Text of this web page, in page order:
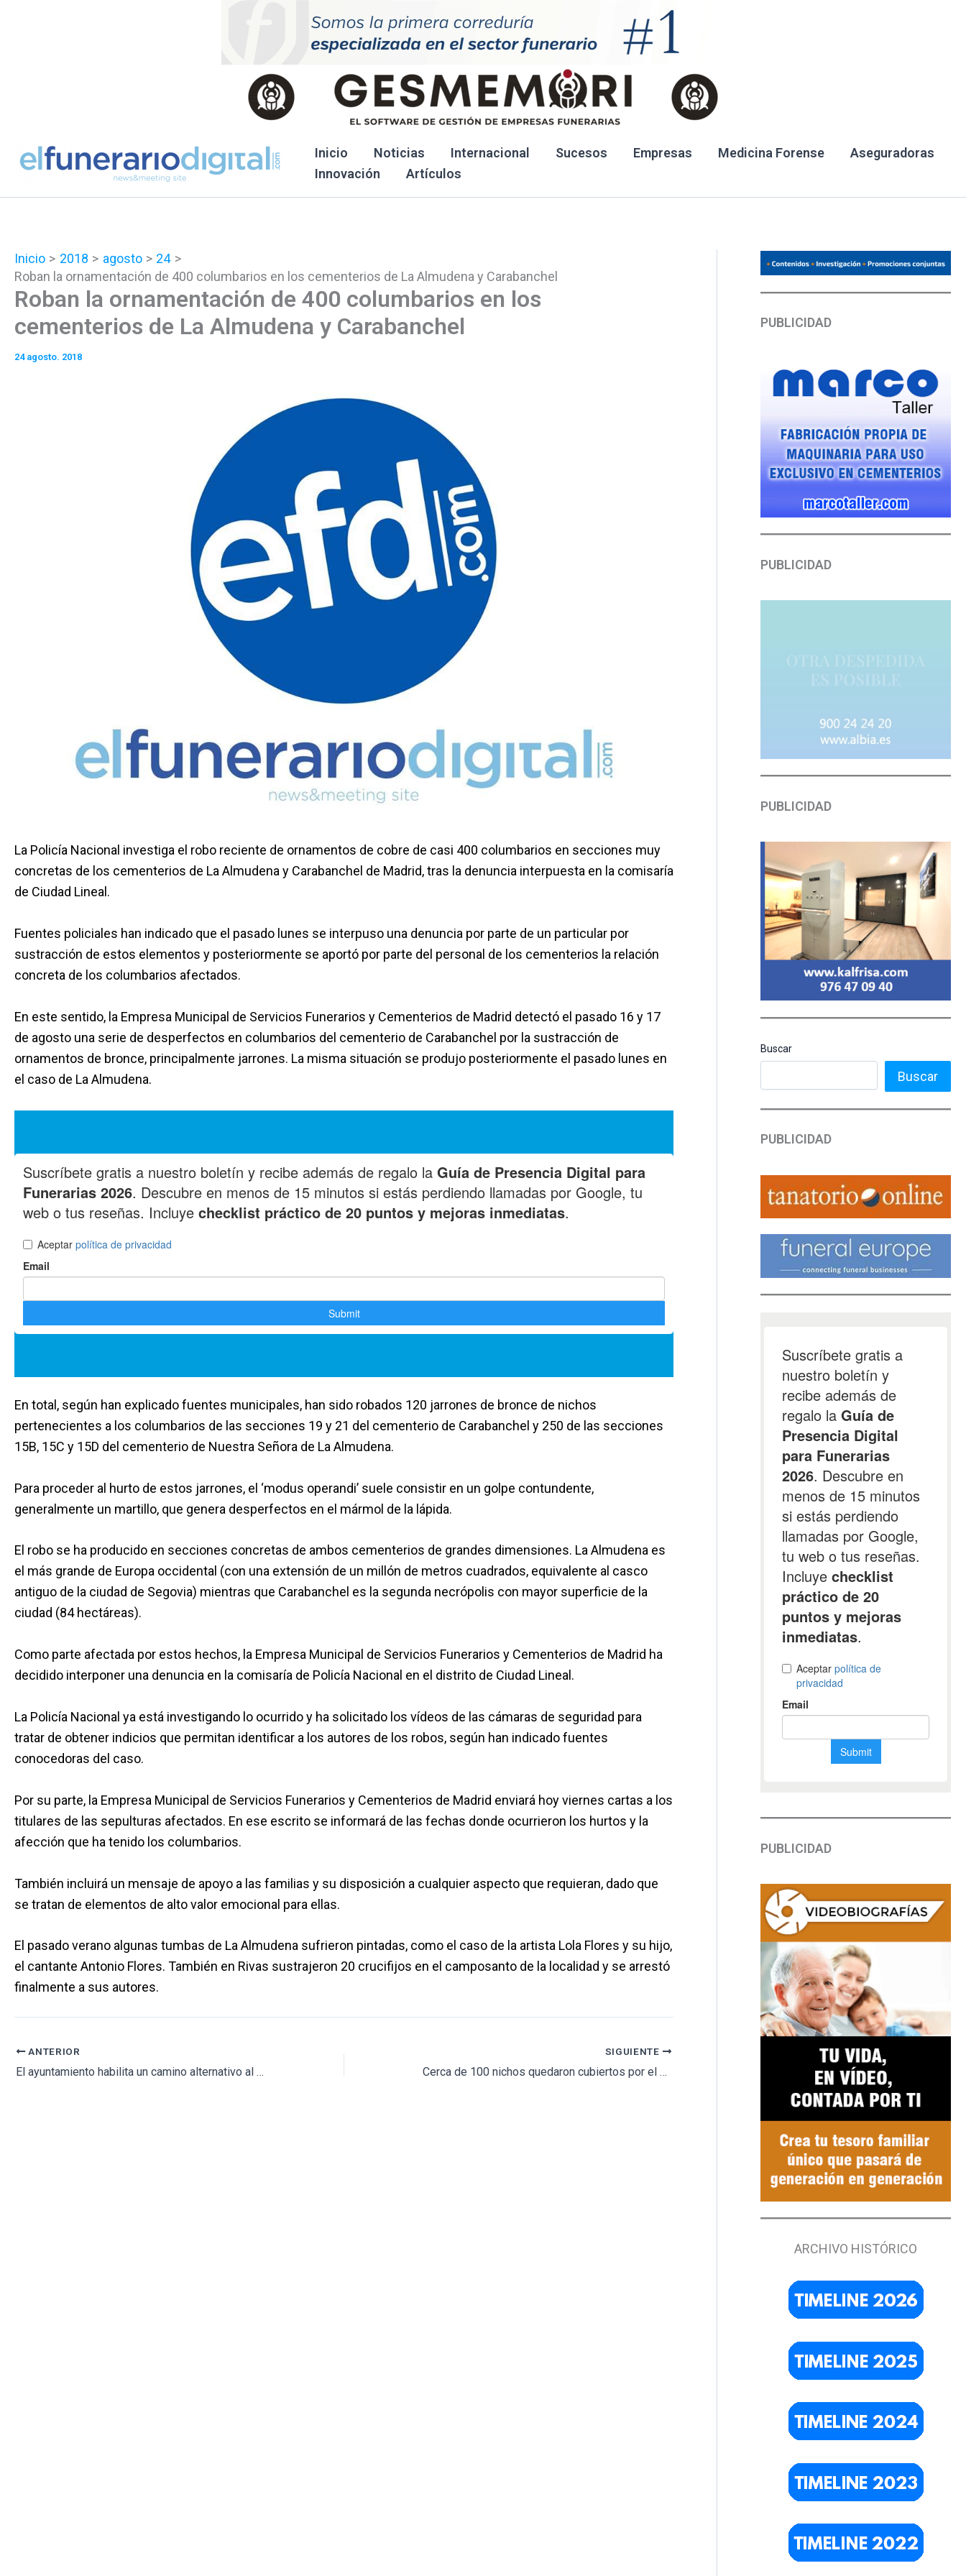
Inicio Noticias Internacional Sucesos Empresas Medicina Forense
Aseguradoras
Innovación
Artículos
Inicio 2018 agosto
24
Roban la ornamentación de 400 columbarios en los cementerios de La Almudena y Carabanchel
Roban la ornamentación de 400 columbarios en los
cementerios de La Almudena y Carabanchel
24 agosto. 2018
La Policía Nacional investiga el robo reciente de ornamentos de cobre de casi 400 columbarios en secciones muy
concretas de los cementerios de La Almudena y Carabanchel de Madrid, tras la denuncia interpuesta en la comisaría
de Ciudad Lineal.
Fuentes policiales han indicado que el pasado lunes se interpuso una denuncia por parte de un particular por
sustracción de estos elementos y posteriormente se aportó por parte del personal de los cementerios la relación
concreta de los columbarios afectados.
En este sentido, la Empresa Municipal de Servicios Funerarios y Cementerios de Madrid detectó el pasado 16 y 17
de agosto una serie de desperfectos en columbarios del cementerio de Carabanchel por la sustracción de
ornamentos de bronce, principalmente jarrones. La misma situación se produjo posteriormente el pasado lunes en
el caso de La Almudena.
En total, según han explicado fuentes municipales, han sido robados 120 jarrones de bronce de nichos
pertenecientes a los columbarios de las secciones 19 y 21 del cementerio de Carabanchel y 250 de las secciones
15B, 15C y 15D del cementerio de Nuestra Señora de La Almudena.
Para proceder al hurto de estos jarrones, el ‘modus operandi’ suele consistir en un golpe contundente,
generalmente un martillo, que genera desperfectos en el mármol de la lápida.
El robo se ha producido en secciones concretas de ambos cementerios de grandes dimensiones. La Almudena es
el más grande de Europa occidental (con una extensión de un millón de metros cuadrados, equivalente al casco
antiguo de la ciudad de Segovia) mientras que Carabanchel es la segunda necrópolis con mayor superficie de la
ciudad (84 hectáreas).
Como parte afectada por estos hechos, la Empresa Municipal de Servicios Funerarios y Cementerios de Madrid ha
decidido interponer una denuncia en la comisaría de Policía Nacional en el distrito de Ciudad Lineal.
La Policía Nacional ya está investigando lo ocurrido y ha solicitado los vídeos de las cámaras de seguridad para
tratar de obtener indicios que permitan identificar a los autores de los robos, según han indicado fuentes
conocedoras del caso.
Por su parte, la Empresa Municipal de Servicios Funerarios y Cementerios de Madrid enviará hoy viernes cartas a los
titulares de las sepulturas afectados. En ese escrito se informará de las fechas donde ocurrieron los hurtos y la
afección que ha tenido los columbarios.
También incluirá un mensaje de apoyo a las familias y su disposición a cualquier aspecto que requieran, dado que
se tratan de elementos de alto valor emocional para ellas.
El pasado verano algunas tumbas de La Almudena sufrieron pintadas, como el caso de la artista Lola Flores y su hijo,
el cantante Antonio Flores. También en Rivas sustrajeron 20 crucifijos en el camposanto de la localidad y se arrestó
finalmente a sus autores.
ANTERIOR
El ayuntamiento habilita un camino alternativo al cementerio mientras duren las obras
SIGUIENTE
Cerca de 100 nichos quedaron cubiertos por el agua tras una inundación en el cementerio Juan Pablo II
PUBLICIDAD
PUBLICIDAD
PUBLICIDAD
Buscar
Buscar
PUBLICIDAD
PUBLICIDAD
ARCHIVO HISTÓRICO